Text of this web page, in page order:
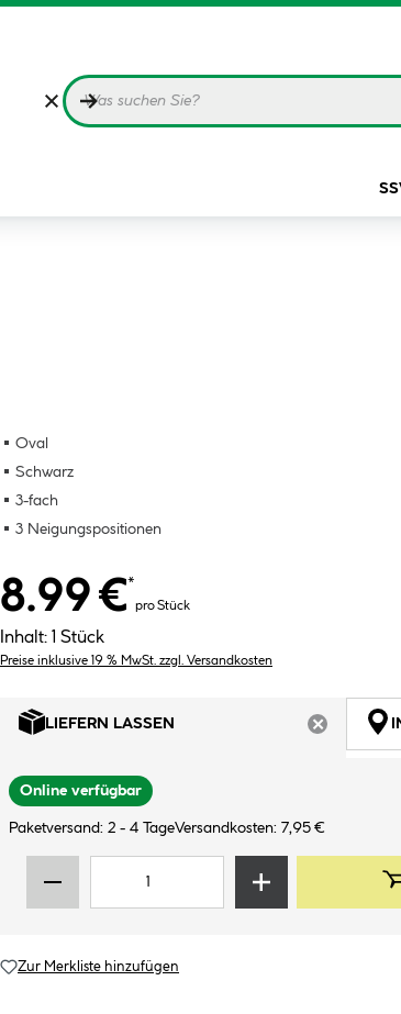
Oval
Schwarz
3-fach
3 Neigungspositionen
8.99 €*
pro Stück
Inhalt: 1 Stück
Preise inklusive 19 % MwSt. zzgl. Versandkosten
LIEFERN LASSEN
ARTIKEL
Online verfügbar
Paketversand: 2 - 4 TageVersandkosten: 7,95 €
Zur Merkliste hinzufügen